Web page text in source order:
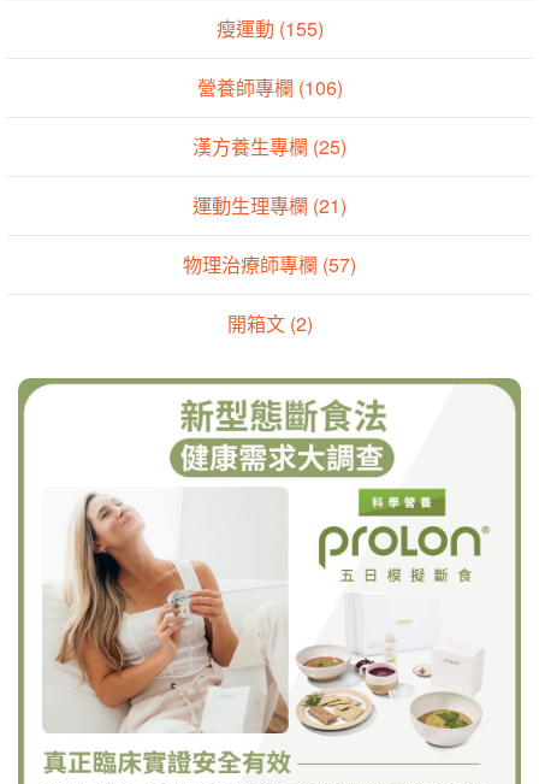
瘦運動 (155)
營養師專欄 (106)
漢方養生專欄 (25)
運動生理專欄 (21)
物理治療師專欄 (57)
開箱文 (2)